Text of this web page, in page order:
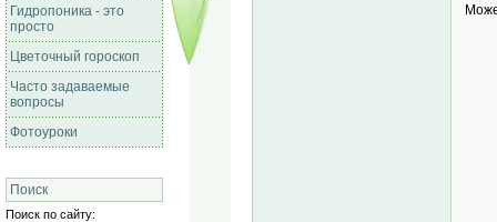
Гидропоника - это
просто
Цветочный гороскоп
Часто задаваемые
вопросы
Фотоуроки
Поиск
Поиск по сайту: